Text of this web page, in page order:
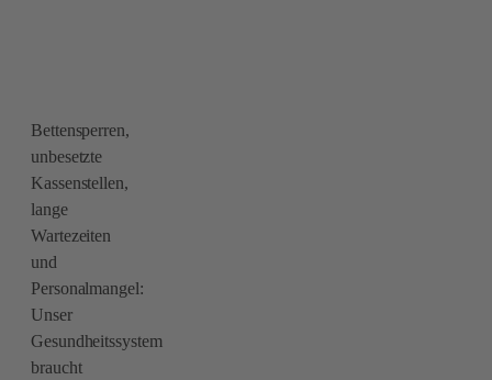
Bettensperren,
unbesetzte
Kassenstellen,
lange
Wartezeiten
und
Personalmangel:
Unser
Gesundheitssystem
braucht